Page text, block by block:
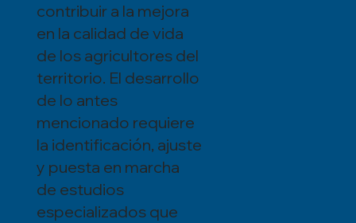
contribuir a la mejora
en la calidad de vida
de los agricultores del
territorio. El desarrollo
de lo antes
mencionado requiere
la identificación, ajuste
y puesta en marcha
de estudios
especializados que